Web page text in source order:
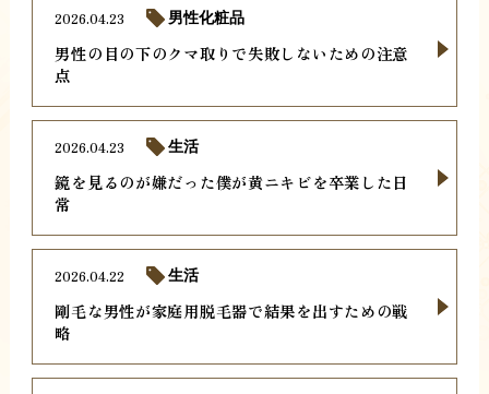
男性の目の下のクマ取りで失敗しないための注意
点
2026.04.23 男性化粧品
鏡を見るのが嫌だった僕が黄ニキビを卒業した日
常
2026.04.23 生活
剛毛な男性が家庭用脱毛器で結果を出すための戦
略
2026.04.22 生活